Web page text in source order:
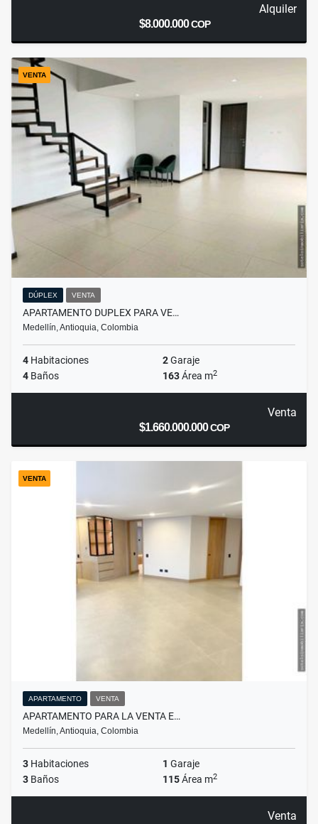
Alquiler
$8.000.000COP
VENTA
DÚPLEX VENTA
APARTAMENTO DUPLEX PARA VE…
Medellín, Antioquia, Colombia
4 Habitaciones 2Garaje
4 Baños 163Área m2
Venta
$1.660.000.000COP
VENTA
APARTAMENTO VENTA
APARTAMENTO PARA LA VENTA E…
Medellín, Antioquia, Colombia
3 Habitaciones 1 Garaje
3 Baños 115Área m2
Venta